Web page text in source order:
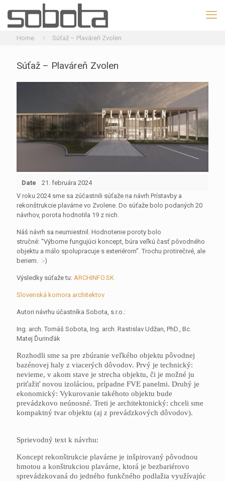
Home Súťaž – Plaváreň Zvolen
Súťaž – Plaváreň Zvolen
Date
21. februára 2024
V roku 2024 sme sa zúčastnili súťaže na návrh Prístavby a
rekonštrukcie plavárne vo Zvolene. Do súťaže bolo podaných 20
návrhov, porota hodnotila 19 z nich.
Náš návrh sa neumiestnil. Hodnotenie poroty bolo
stručné: "Výborne fungujúci koncept, búra veľkú časť pôvodného
objektu a málo spolupracuje s exteriérom". Trochu protirečivé, ale
beriem. :-)
Výsledky súťaže tu: ARCHINFO.SK
Slovenská komora architektov
Autori návrhu účastníka Sobota, s.r.o.:
Ing. arch. Tomáš Sobota, Ing. arch. Rastislav Udžan, PhD., Bc.
Matej Ďurinďák
Rozhodli sme sa pre zbúranie veľkého objektu pôvodnej
bazénovej haly z viacerých dôvodov. Prvý je technický:
nevieme, v akom stave je strecha objektu, či je možné ju
priťažiť novou izoláciou, prípadne FVE panelmi. Druhý je
ekonomický: Vykurovanie takéhoto objektu bude
prevádzkovo neúnosné. Treti je architektonický: chceli sme
kompaktný tvar objektu (aj z prevádzkových dôvodov).
Sprievodný text k návrhu:
Koncept rekonštrukcie plavárne je inšpirovaný pôvodnou
hmotou a konštrukciou plavárne, ktorá je bezbariérovo
sprevádzkovaná do jedného funkčného podlažia využívajúc